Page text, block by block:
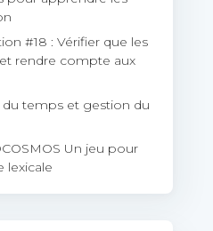
#18 : Vérifier que les
rendre compte aux
temps et gestion du
Un jeu pour
lexicale